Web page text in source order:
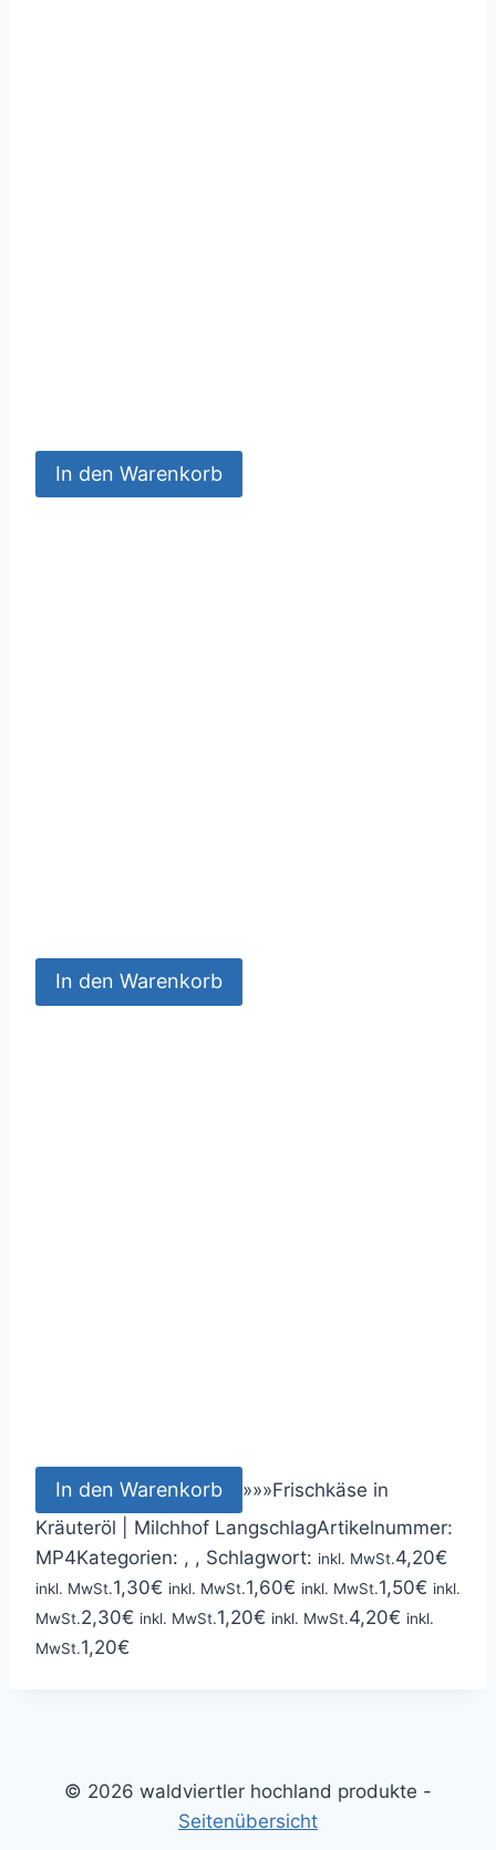
In den Warenkorb
In den Warenkorb
In den Warenkorb »»»Frischkäse in
Kräuteröl | Milchhof LangschlagArtikelnummer:
MP4Kategorien: , , Schlagwort: inkl. MwSt.4,20€
inkl. MwSt.1,30€ inkl. MwSt.1,60€ inkl. MwSt.1,50€ inkl.
MwSt.2,30€ inkl. MwSt.1,20€ inkl. MwSt.4,20€ inkl.
MwSt.1,20€
© 2026 waldviertler hochland produkte -
Seitenübersicht